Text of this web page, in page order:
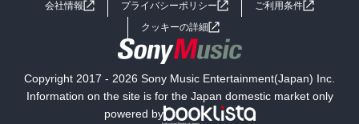
小説
海外小説
ミステリー SF
会社情報 プライバシーポリシー
ご利用条件
クッキーの詳細
Copyright 2017 - 2026 Sony Music Entertainment(Japan) Inc.
Information on the site is for the Japan domestic market only
powered by